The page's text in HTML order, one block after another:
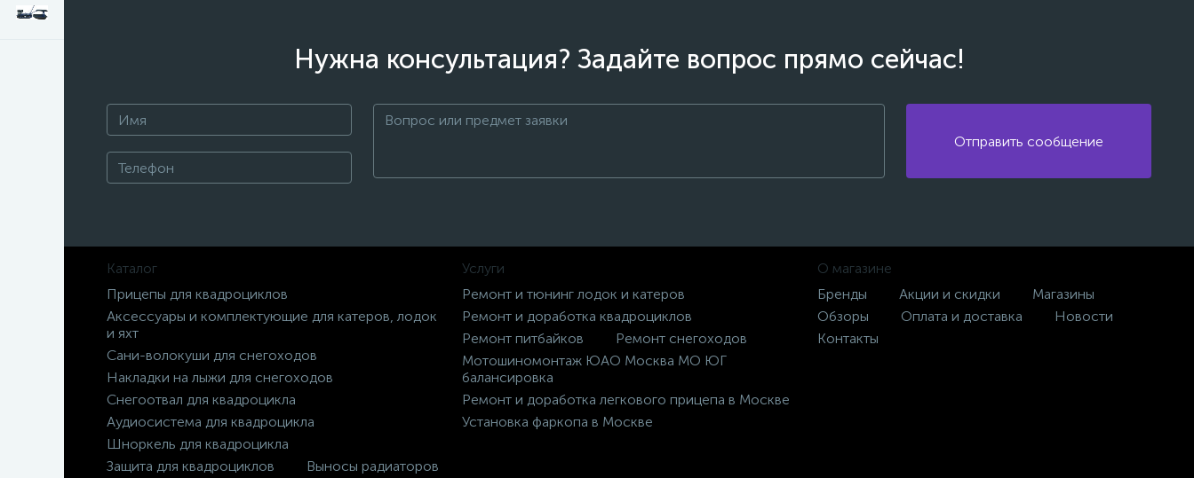
Нужна консультация? Задайте вопрос прямо сейчас!
Отправить сообщение
Каталог
Прицепы для квадроциклов
Аксессуары и комплектующие для катеров, лодок
и яхт
Сани-волокуши для снегоходов
Накладки на лыжи для снегоходов
Снегоотвал для квадроцикла
Аудиосистема для квадроцикла
Шноркель для квадроцикла
Защита для квадроциклов
Выносы радиаторов
Услуги
Ремонт и тюнинг лодок и катеров
Ремонт и доработка квадроциклов
Ремонт питбайков
Ремонт снегоходов
Мотошиномонтаж ЮАО Москва МО ЮГ
балансировка
Ремонт и доработка легкового прицепа в Москве
Установка фаркопа в Москве
О магазине
Бренды
Акции и скидки
Магазины
Обзоры
Оплата и доставка
Новости
Контакты